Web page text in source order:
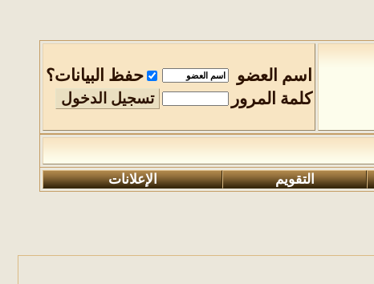
اسم العضو
حفظ البيانات؟
كلمة المرور
التقويم الإعلانات